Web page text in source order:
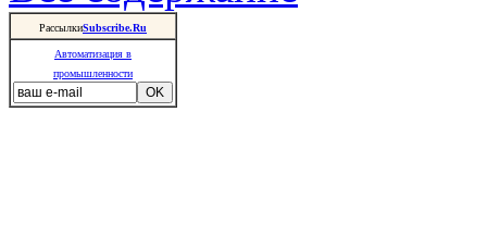
РассылкиSubscribe.Ru
Автоматизация в
промышленности